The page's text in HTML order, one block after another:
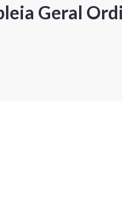
Geral